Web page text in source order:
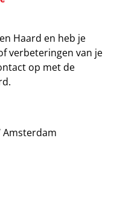
Haard en heb je
verbeteringen van je
op met de
Amsterdam